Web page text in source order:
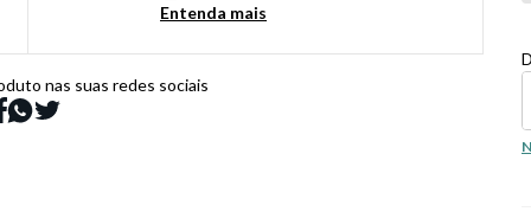
Entenda mais
nas suas redes sociais